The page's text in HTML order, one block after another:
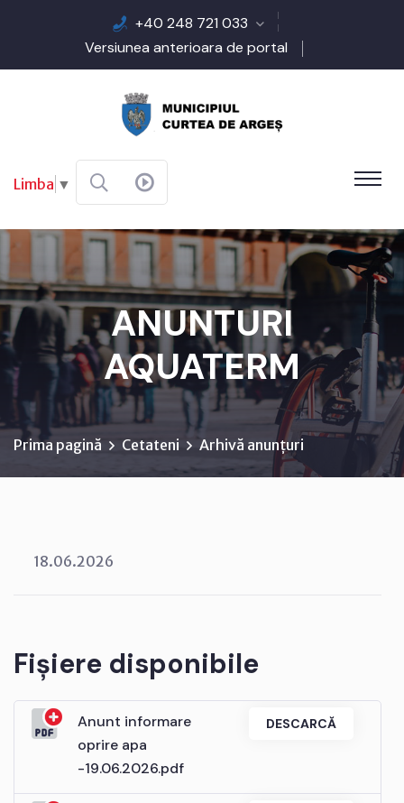
+40 248 721 033
Versiunea anterioara de portal
Limba ▼
ANUNTURI
AQUATERM
Prima pagină Cetateni Arhivă anunțuri
18.06.2026
Fișiere disponibile
Anunt informare
oprire apa
-19.06.2026.pdf
DESCARCĂ